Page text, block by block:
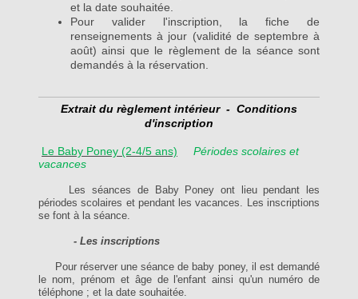
et la date souhaitée.
Pour valider l'inscription, la fiche de
renseignements à jour (validité de septembre à
août) ainsi que le règlement de la séance sont
demandés à la réservation.
Extrait du règlement intérieur - Conditions
d'inscription
Le Baby Poney (2-4/5 ans)
Périodes scolaires et
vacances
Les séances de Baby Poney ont lieu pendant les
périodes scolaires et pendant les vacances. Les inscriptions
se font à la séance.
- Les inscriptions
Pour réserver une séance de baby poney, il est demandé
le nom, prénom et âge de l'enfant ainsi qu'un numéro de
téléphone ; et la date souhaitée.